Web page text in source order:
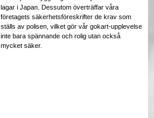
lagar i Japan. Dessutom överträffar våra
företagets säkerhetsföreskrifter de krav som
ställs av polisen, vilket gör vår gokart-upplevelse
inte bara spännande och rolig utan också
mycket säker.